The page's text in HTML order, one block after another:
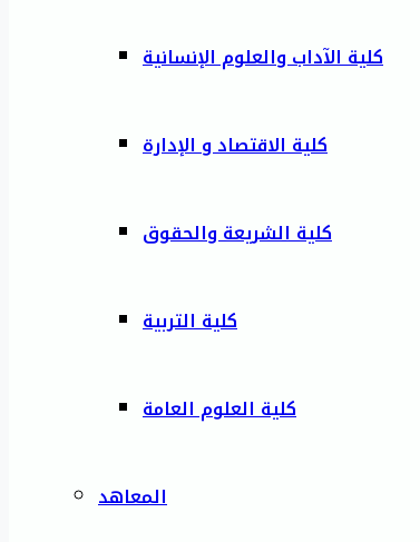
كلية الآداب والعلوم الإنسانية
كلية الاقتصاد و الإدارة
كلية الشريعة والحقوق
كلية التربية
كلية العلوم العامة
المعاهد